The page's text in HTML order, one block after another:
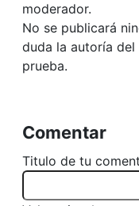
moderador.
No se publicará
duda la autoría
prueba.
Comentar
Titulo de tu